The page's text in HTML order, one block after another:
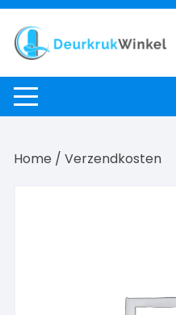
Ga
naar
inhoud
Home / Verzendkosten